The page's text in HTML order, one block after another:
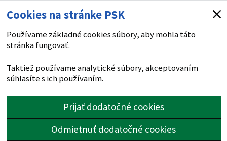
Cookies na stránke PSK
Používame základné cookies súbory, aby mohla táto
stránka fungovať.
Taktiež používame analytické súbory, akceptovaním
súhlasíte s ich používaním.
Prijať dodatočné cookies
Odmietnuť dodatočné cookies